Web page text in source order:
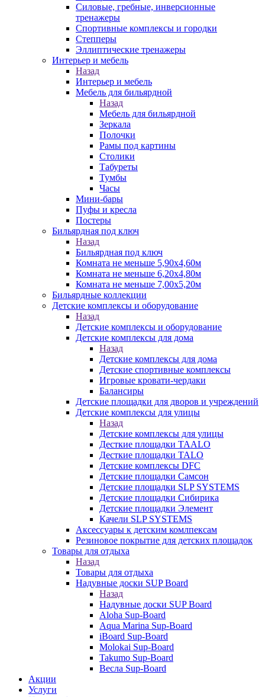
Силовые, гребные, инверсионные
тренажеры
Спортивные комплексы и городки
Степперы
Эллиптические тренажеры
Интерьер и мебель
Назад
Интерьер и мебель
Мебель для бильярдной
Назад
Мебель для бильярдной
Зеркала
Полочки
Рамы под картины
Столики
Табуреты
Тумбы
Часы
Мини-бары
Пуфы и кресла
Постеры
Бильярдная под ключ
Назад
Бильярдная под ключ
Комната не меньше 5,90х4,60м
Комната не меньше 6,20х4,80м
Комната не меньше 7,00х5,20м
Бильярдные коллекции
Детские комплексы и оборудование
Назад
Детские комплексы и оборудование
Детские комплексы для дома
Назад
Детские комплексы для дома
Детские спортивные комплексы
Игровые кровати-чердаки
Балансиры
Детские площадки для дворов и учреждений
Детские комплексы для улицы
Назад
Детские комплексы для улицы
Десткие площадки TAALO
Десткие площадки TALO
Детские комплексы DFC
Детские площадки Самсон
Детские площадки SLP SYSTEMS
Детские площадки Сибирика
Детские площадки Элемент
Качели SLP SYSTEMS
Аксессуары к детским комлпексам
Резиновое покрытие для детских площадок
Товары для отдыха
Назад
Товары для отдыха
Надувные доски SUP Board
Назад
Надувные доски SUP Board
Aloha Sup-Board
Aqua Marina Sup-Board
iBoard Sup-Board
Molokai Sup-Board
Takumo Sup-Board
Весла Sup-Board
Акции
Услуги